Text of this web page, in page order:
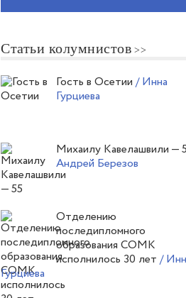
Статьи колумнистов
Гость в Осетии/ Инна
Гурциева
Михаилу Кавелашвили —
Андрей Березов
Отделению
последипломного
образования СОМК
исполнилось 30 лет/
Гурциева